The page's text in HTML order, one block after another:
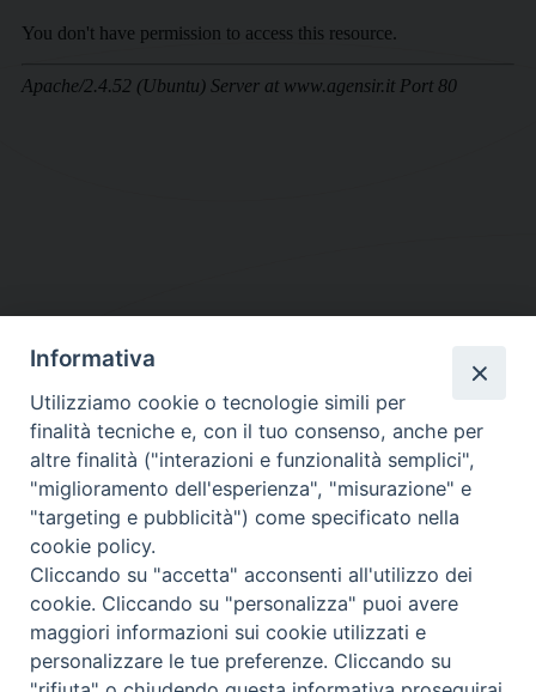
DIOCESI SUBURBICARIA DI ALBANO
Contatti:Tel.: 06.93268401 - Fax.: 06.9323844
E-mail:curia@diocesidialbano.it
Orari: dal Lunedì al Venerdì Ore: 9:00 - 13:00
Lunedì, Mercoledì e Venerdì, Ore 9:30 - 12:30
Informativa
Utilizziamo cookie o tecnologie simili per
finalità tecniche e, con il tuo consenso, anche per
altre finalità ("interazioni e funzionalità semplici",
"miglioramento dell'esperienza", "misurazione" e
"targeting e pubblicità") come specificato nella
cookie policy.
Cliccando su "accetta" acconsenti all'utilizzo dei
cookie. Cliccando su "personalizza" puoi avere
maggiori informazioni sui cookie utilizzati e
personalizzare le tue preferenze. Cliccando su